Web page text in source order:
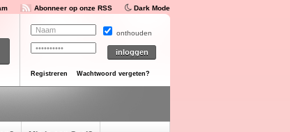
Abonneer op onze RSS Dark Mode
onthouden
Registreren Wachtwoord vergeten?